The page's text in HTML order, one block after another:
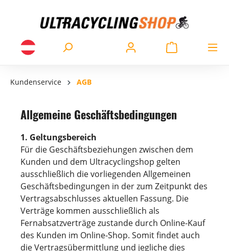
Kundenservice AGB
Allgemeine Geschäftsbedingungen
1. Geltungsbereich
Für die Geschäftsbeziehungen zwischen dem
Kunden und dem Ultracyclingshop gelten
ausschließlich die vorliegenden Allgemeinen
Geschäftsbedingungen in der zum Zeitpunkt des
Vertragsabschlusses aktuellen Fassung. Die
Verträge kommen ausschließlich als
Fernabsatzverträge zustande durch Online-Kauf
des Kunden im Online-Shop. Somit findet auch
die Vertragsübermittlung und jegliche dies